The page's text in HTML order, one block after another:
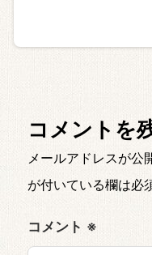
コメントを
メールアドレスが公
が付いている欄は必
コメント ※